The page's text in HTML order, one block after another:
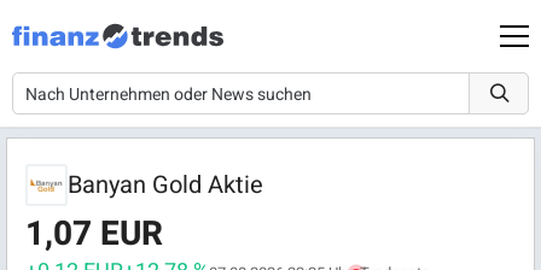
Banyan Gold Aktie
1,07 EUR